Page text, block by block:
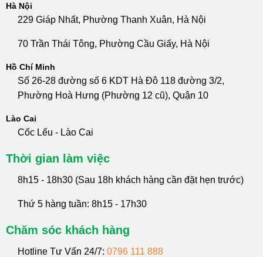
Hà Nội
229 Giáp Nhất, Phường Thanh Xuân, Hà Nội
70 Trần Thái Tông, Phường Cầu Giấy, Hà Nội
Hồ Chí Minh
Số 26-28 đường số 6 KDT Hà Đô 118 đường 3/2,
Phường Hoà Hưng (Phường 12 cũ), Quận 10
Lào Cai
Cốc Lếu - Lào Cai
Thời gian làm việc
8h15 - 18h30 (Sau 18h khách hàng cần đặt hẹn trước)
Thứ 5 hàng tuần: 8h15 - 17h30
Chăm sóc khách hàng
Hotline Tư Vấn 24/7: 0796 111 888